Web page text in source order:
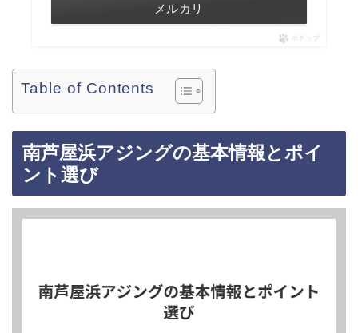
メルカリ
ポチップ
Table of Contents
南芦屋浜アジングの基本情報とポイ
ント選び